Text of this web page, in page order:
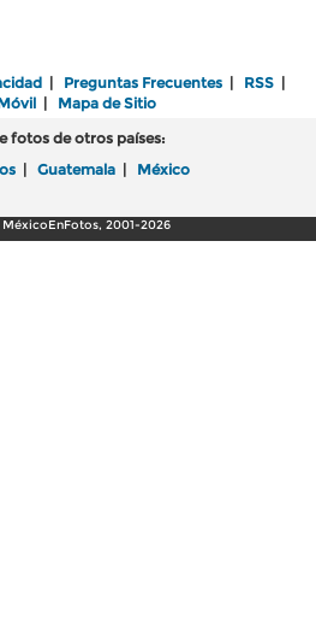
| Preguntas Frecuentes | RSS |
| Mapa de Sitio
fotos de otros países:
| Guatemala | México
2001-2026